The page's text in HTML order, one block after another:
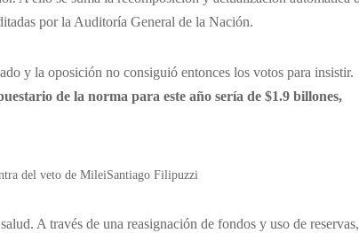
por la Auditoría General de la Nación.
y la oposición no consiguió entonces los votos para insistir.
de la norma para este año sería de $1.9 billones,
del veto de MileiSantiago Filipuzzi
A través de una reasignación de fondos y uso de reservas,